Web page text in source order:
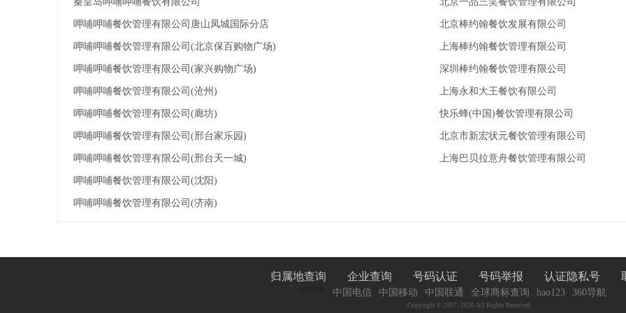
呷哺呷哺餐饮管理有限公司唐山凤城国际分店
呷哺呷哺餐饮管理有限公司(北京保百购物广场)
呷哺呷哺餐饮管理有限公司(家兴购物广场)
呷哺呷哺餐饮管理有限公司(沧州)
呷哺呷哺餐饮管理有限公司(廊坊)
呷哺呷哺餐饮管理有限公司(邢台家乐园)
呷哺呷哺餐饮管理有限公司(邢台天一城)
呷哺呷哺餐饮管理有限公司(沈阳)
呷哺呷哺餐饮管理有限公司(济南)
北京棒约翰餐饮发展有限公司
上海棒约翰餐饮管理有限公司
深圳棒约翰餐饮管理有限公司
上海永和大王餐饮有限公司
快乐蜂(中国)餐饮管理有限公司
北京市新宏状元餐饮管理有限公司
上海巴贝拉意舟餐饮管理有限公司
归属地查询 企业查询 号码认证 号码举报 认证隐私号
中国电信 中国移动 中国联通 全球商标查询 hao123 360导航
Copyright © 2007- 2026 All Rights Reserved.